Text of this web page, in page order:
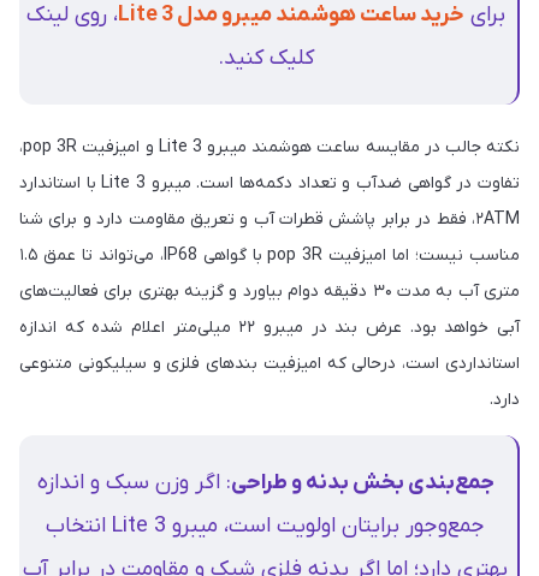
برای خرید ساعت هوشمند میبرو مدل Lite 3
، روی لینک
کلیک کنید.
نکته جالب در مقایسه ساعت هوشمند میبرو Lite 3 و امیزفیت pop 3R،
تفاوت در گواهی ضدآب و تعداد دکمه‌ها است. میبرو Lite 3 با استاندارد
۲ATM، فقط در برابر پاشش قطرات آب و تعریق مقاومت دارد و برای شنا
مناسب نیست؛ اما امیزفیت pop 3R با گواهی IP68، می‌تواند تا عمق ۱.۵
متری آب به مدت ۳۰ دقیقه دوام بیاورد و گزینه بهتری برای فعالیت‌های
آبی خواهد بود. عرض بند در میبرو ۲۲ میلی‌متر اعلام شده که اندازه
استانداردی است، درحالی که امیزفیت بندهای فلزی و سیلیکونی متنوعی
دارد.
جمع‌بندی بخش بدنه و طراحی: اگر وزن سبک و اندازه
جمع‌وجور برایتان اولویت است، میبرو Lite 3 انتخاب
بهتری دارد؛ اما اگر بدنه فلزی شیک و مقاومت در برابر آب